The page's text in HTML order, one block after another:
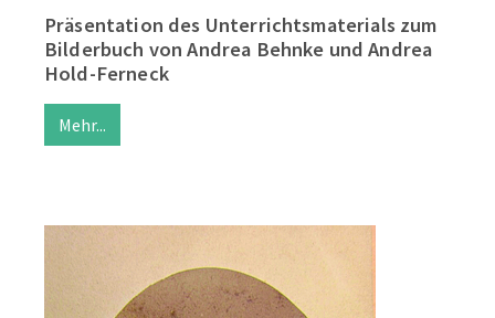
Präsentation des Unterrichtsmaterials zum
Bilderbuch von Andrea Behnke und Andrea
Hold-Ferneck
Mehr...